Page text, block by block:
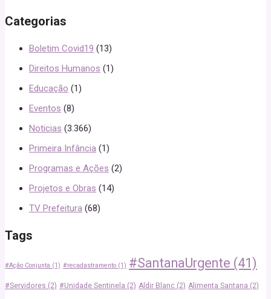
Categorias
Boletim Covid19 (13)
Direitos Humanos (1)
Educação (1)
Eventos (8)
Noticias (3.366)
Primeira Infância (1)
Programas e Ações (2)
Projetos e Obras (14)
TV Prefeitura (68)
Tags
#Ação Conjunta (1) #recadastramento (1) #SantanaUrgente (41)
#Servidores (2) #Unidade Sentinela (2) Aldir Blanc (2) Alimenta Santana (2)